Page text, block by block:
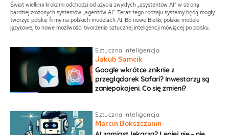
Świat wielkimi krokami odchodzi od użycia zwykłych „asystentów AI” w stronę
bardziej złożonych systemów „agentów AI”. Teraz tego rodzaju systemy będą mogły
tworzyć polskie firmy na polskich modelach AI. Bo nowe Bieliki, polskie modele
językowe, to nowe możliwości tworzenia sztucznej inteligencji mówiącej po polsku.
Sztuczna inteligencja
Jakub Samcik
Google wkrótce zniknie z
przeglądarek Safari? Inwestorzy są
zaniepokojeni. Co się zmieni?
Sztuczna inteligencja
Marcin Bokszczanin